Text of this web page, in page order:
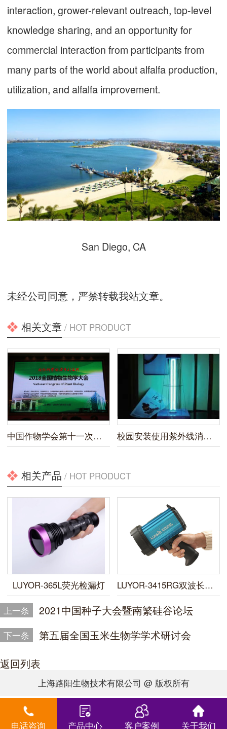
interaction, grower-relevant outreach, top-level
knowledge sharing, and an opportunity for
commercial interaction from participants from
many parts of the world about alfalfa production,
utilization, and alfalfa improvement.
San Diego, CA
未经公司同意，严禁转载我站文章。
相关文章 / HOT PRODUCT
中国作物学会第十一次全国会员代表大会暨2019年学术年会 校园安装使用紫外线消毒灯新规
相关产品 / HOT PRODUCT
LUYOR-365L荧光检漏灯 LUYOR-3415RG双波长便携式荧光蛋白激发光源
上一条 2021中国种子大会暨南繁硅谷论坛
下一条
第五届全国玉米生物学学术研讨会
返回列表
上海路阳生物技术有限公司 @ 版权所有
电话咨询 产品中心 客户案例 关于我们